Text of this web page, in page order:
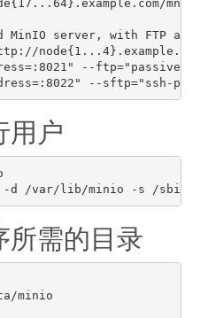
mnt/
MinIO server, with FTP and
--ftp="passive-
用户
所需的目录
minio